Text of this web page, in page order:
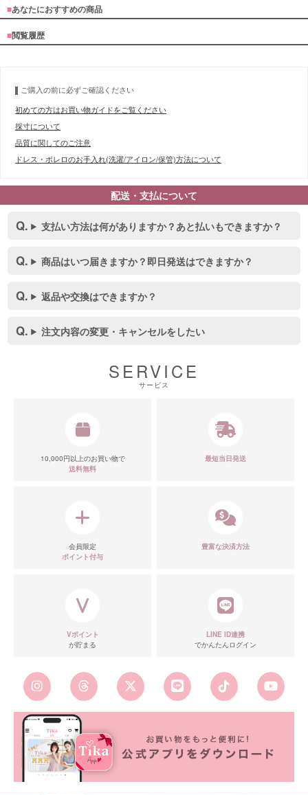
■スペック表
■あなたにおすすめの商品
■閲覧履歴
ご購入の前に必ずご確認ください
初めての方はお買い物ガイドをご覧ください
採寸について
品質に関してのご注意
ドレス・ボレロのお手入れ(洗濯/アイロン/保管)方法について
配送・支払について
支払い方法は何がありますか？あと払いもできますか？
商品はいつ届きますか？即日発送はできますか？
返品や交換はできますか？
注文内容の変更・キャンセルをしたい
SERVICE
サービス
10,000円以上のお買い物で
送料無料
最短当日発送
会員限定
ポイント付与
豊富な決済方法
Vポイント
が貯まる
LINE ID連携
でかんたんログイン